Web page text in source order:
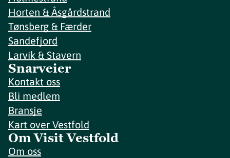
Horten & Åsgårdstrand
Tønsberg & Færder
Sandefjord
Larvik & Stavern
Snarveier
Kontakt oss
Bli medlem
Bransje
Kart over Vestfold
Om Visit Vestfold
Om oss